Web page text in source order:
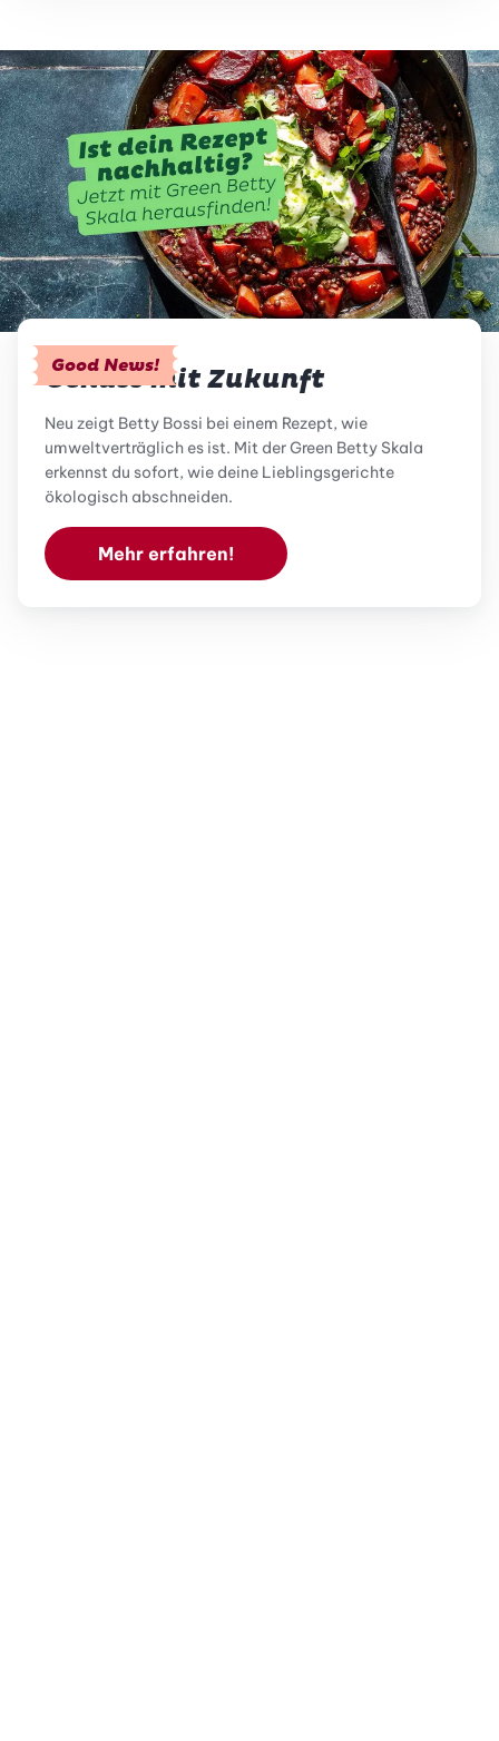
Good News!
Genuss mit Zukunft
Neu zeigt Betty Bossi bei einem Rezept, wie
umweltverträglich es ist. Mit der Green Betty Skala
erkennst du sofort, wie deine Lieblingsgerichte
ökologisch abschneiden.
Mehr erfahren!